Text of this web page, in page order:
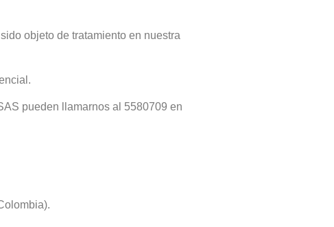
objeto de tratamiento en nuestra
pueden llamarnos al 5580709 en